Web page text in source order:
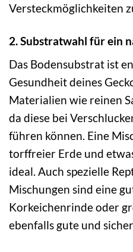
Versteckmöglichkeiten
2. Substratwahl für ein
Das Bodensubstrat ist
Gesundheit deines
Materialien wie reinen
da diese bei
führen können. Eine
torffreier Erde und
ideal. Auch spezielle
Mischungen sind eine
Korkeichenrinde oder
ebenfalls gute und